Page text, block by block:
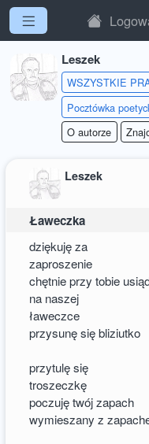
Leszek
WSZYSTKIE
Pocztówka
O autorze
Leszek
Ławeczka
dziękuję za
zaproszenie
chętnie przy tobie
na naszej
ławeczce
przysunę się bliziutko
przytulę się
troszeczkę
poczuję twój zapach
wymieszany z